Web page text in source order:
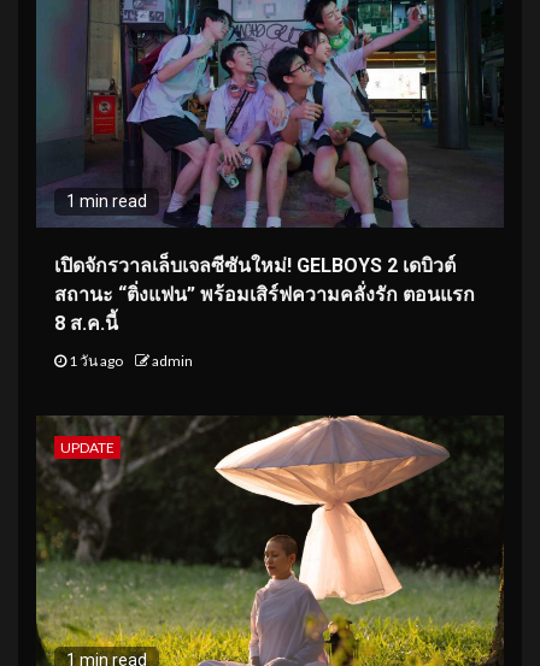
1 min read
เปิดจักรวาลเล็บเจลซีซันใหม่! GELBOYS 2 เดบิวต์
สถานะ “ติ่งแฟน” พร้อมเสิร์ฟความคลั่งรัก ตอนแรก
8 ส.ค.นี้
1 วัน ago admin
UPDATE
1 min read